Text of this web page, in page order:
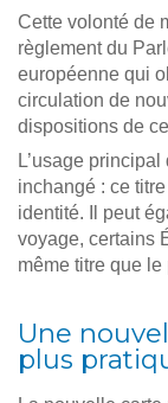
Cette volonté de
règlement du
européenne qui
circulation de
dispositions de
L’usage
inchangé : ce
identité. Il peut
voyage, certains
même titre que le
Une
plus